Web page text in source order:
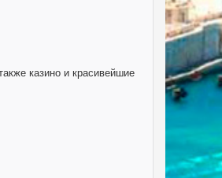
казино и красивейшие